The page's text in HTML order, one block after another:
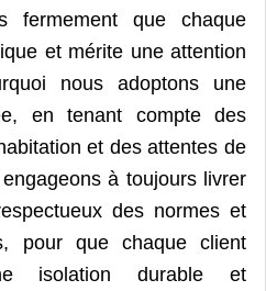
fermement que chaque
et mérite une attention
nous adoptons une
en tenant compte des
et des attentes de
à toujours livrer
des normes et
pour que chaque client
isolation durable et